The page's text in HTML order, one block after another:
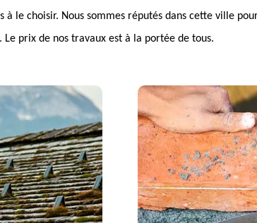
à le choisir. Nous sommes réputés dans cette ville
prix de nos travaux est à la portée de tous.